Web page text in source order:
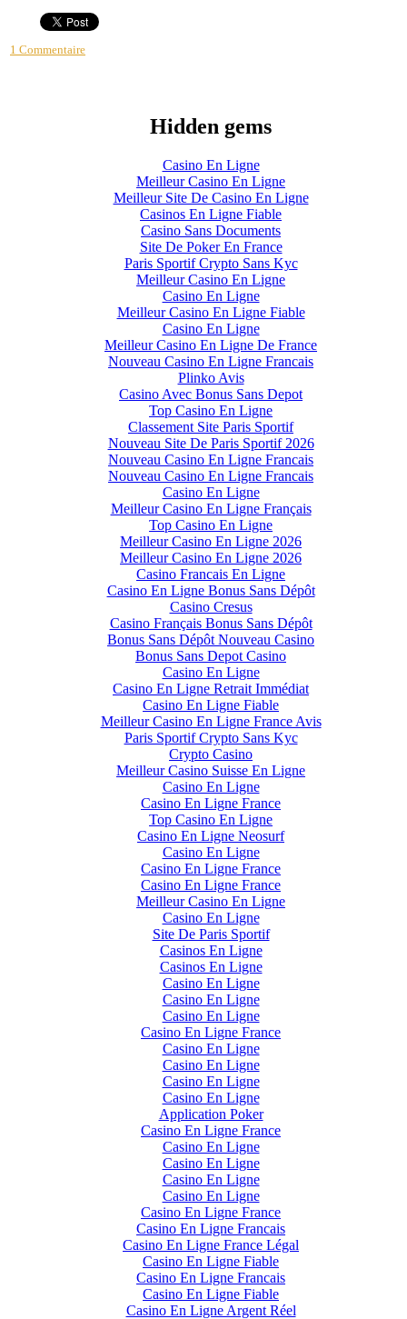
1 Commentaire
Hidden gems
Casino En Ligne
Meilleur Casino En Ligne
Meilleur Site De Casino En Ligne
Casinos En Ligne Fiable
Casino Sans Documents
Site De Poker En France
Paris Sportif Crypto Sans Kyc
Meilleur Casino En Ligne
Casino En Ligne
Meilleur Casino En Ligne Fiable
Casino En Ligne
Meilleur Casino En Ligne De France
Nouveau Casino En Ligne Francais
Plinko Avis
Casino Avec Bonus Sans Depot
Top Casino En Ligne
Classement Site Paris Sportif
Nouveau Site De Paris Sportif 2026
Nouveau Casino En Ligne Francais
Nouveau Casino En Ligne Francais
Casino En Ligne
Meilleur Casino En Ligne Français
Top Casino En Ligne
Meilleur Casino En Ligne 2026
Meilleur Casino En Ligne 2026
Casino Francais En Ligne
Casino En Ligne Bonus Sans Dépôt
Casino Cresus
Casino Français Bonus Sans Dépôt
Bonus Sans Dépôt Nouveau Casino
Bonus Sans Depot Casino
Casino En Ligne
Casino En Ligne Retrait Immédiat
Casino En Ligne Fiable
Meilleur Casino En Ligne France Avis
Paris Sportif Crypto Sans Kyc
Crypto Casino
Meilleur Casino Suisse En Ligne
Casino En Ligne
Casino En Ligne France
Top Casino En Ligne
Casino En Ligne Neosurf
Casino En Ligne
Casino En Ligne France
Casino En Ligne France
Meilleur Casino En Ligne
Casino En Ligne
Site De Paris Sportif
Casinos En Ligne
Casinos En Ligne
Casino En Ligne
Casino En Ligne
Casino En Ligne
Casino En Ligne France
Casino En Ligne
Casino En Ligne
Casino En Ligne
Casino En Ligne
Application Poker
Casino En Ligne France
Casino En Ligne
Casino En Ligne
Casino En Ligne
Casino En Ligne
Casino En Ligne France
Casino En Ligne Francais
Casino En Ligne France Légal
Casino En Ligne Fiable
Casino En Ligne Francais
Casino En Ligne Fiable
Casino En Ligne Argent Réel